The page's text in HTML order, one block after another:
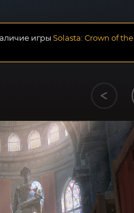
игры Solasta: Crown of the